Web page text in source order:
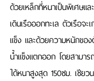
ด้วยเหล็กที่หนาเป็นพิเศษแ
เดินเรือออกทะเล ตัวเรือจ
แข็ง และด้วยความหนักของ
น้ำแข็งแตกออก โดยสามา
ได้หนาสูงสุด 150ซม. เชียว